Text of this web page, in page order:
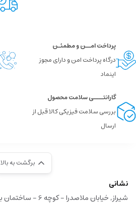
پرداخت امــن و مطمئـن
درگاه پرداخت امن و دارای مجوز
اینماد
گارانتــــی سلامت محصول
بررسی سلامت فیزیکی کالا قبل از
ارسال
برگشت به بالا
نشانی